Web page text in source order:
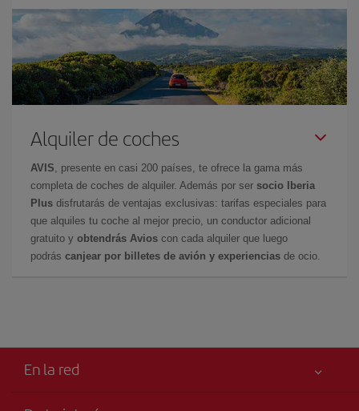
Alquiler de coches
AVIS , presente en casi 200 países, te ofrece la gama más
completa de coches de alquiler. Además por ser socio Iberia
Plus disfrutarás de ventajas exclusivas: tarifas especiales para
que alquiles tu coche al mejor precio, un conductor adicional
gratuito y obtendrás Avios con cada alquiler que luego
podrás canjear por billetes de avión y experiencias de ocio.
En la red